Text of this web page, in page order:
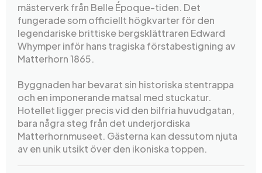
mästerverk från Belle Époque-tiden. Det
fungerade som officiellt högkvarter för den
legendariske brittiske bergsklättraren Edward
Whymper inför hans tragiska förstabestigning av
Matterhorn 1865.
Byggnaden har bevarat sin historiska stentrappa
och en imponerande matsal med stuckatur.
Hotellet ligger precis vid den bilfria huvudgatan,
bara några steg från det underjordiska
Matterhornmuseet. Gästerna kan dessutom njuta
av en unik utsikt över den ikoniska toppen.